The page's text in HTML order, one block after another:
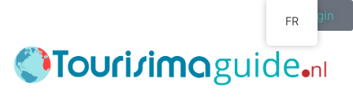
Login
FR